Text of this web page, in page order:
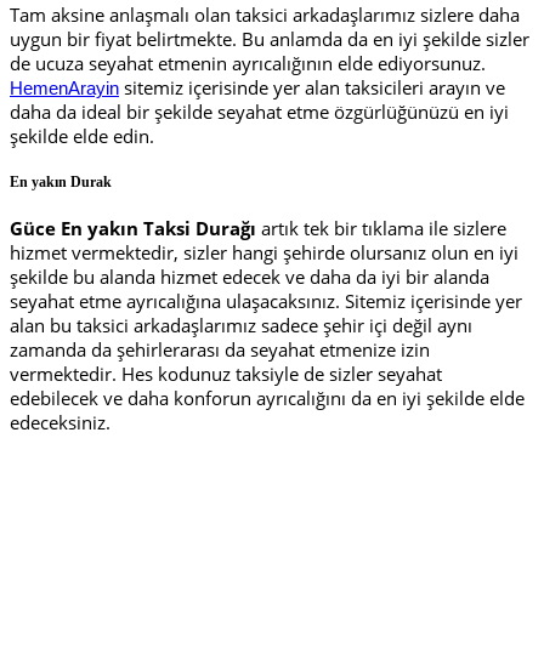
Tam aksine anlaşmalı olan taksici arkadaşlarımız sizlere daha
uygun bir fiyat belirtmekte. Bu anlamda da en iyi şekilde sizler
de ucuza seyahat etmenin ayrıcalığının elde ediyorsunuz.
HemenArayin sitemiz içerisinde yer alan taksicileri arayın ve
daha da ideal bir şekilde seyahat etme özgürlüğünüzü en iyi
şekilde elde edin.
En yakın Durak
Güce En yakın Taksi Durağı artık tek bir tıklama ile sizlere
hizmet vermektedir, sizler hangi şehirde olursanız olun en iyi
şekilde bu alanda hizmet edecek ve daha da iyi bir alanda
seyahat etme ayrıcalığına ulaşacaksınız. Sitemiz içerisinde yer
alan bu taksici arkadaşlarımız sadece şehir içi değil aynı
zamanda da şehirlerarası da seyahat etmenize izin
vermektedir. Hes kodunuz taksiyle de sizler seyahat
edebilecek ve daha konforun ayrıcalığını da en iyi şekilde elde
edeceksiniz.